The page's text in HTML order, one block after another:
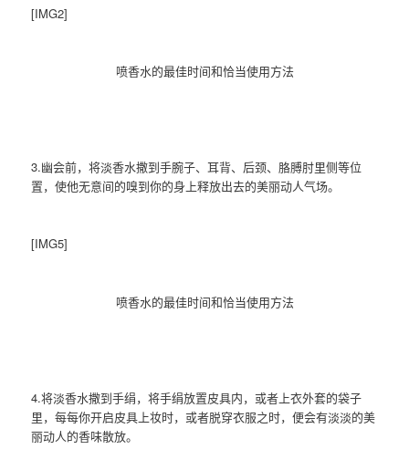
[IMG2]
喷香水的最佳时间和恰当使用方法
3.幽会前，将淡香水撒到手腕子、耳背、后颈、胳膊肘里侧等位
置，使他无意间的嗅到你的身上释放出去的美丽动人气场。
[IMG5]
喷香水的最佳时间和恰当使用方法
4.将淡香水撒到手绢，将手绢放置皮具内，或者上衣外套的袋子
里，每每你开启皮具上妆时，或者脱穿衣服之时，便会有淡淡的美
丽动人的香味散放。